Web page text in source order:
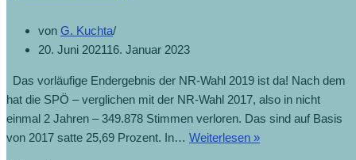
von G. Kuchta
20. Juni 202116. Januar 2023
Das vorläufige Endergebnis der NR-Wahl 2019 ist da! Nach dem
hat die SPÖ – verglichen mit der NR-Wahl 2017, also in nicht
einmal 2 Jahren – 349.878 Stimmen verloren. Das sind auf Basis
von 2017 satte 25,69 Prozent. In… Weiterlesen »